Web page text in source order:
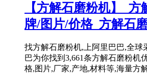
【方解石磨粉机】_
牌/图片/价格_方解石
找方解石磨粉机,上阿里巴巴,全球
巴为你找到3,661条方解石磨粉机
格,图片,厂家,产地,材料等,海量方